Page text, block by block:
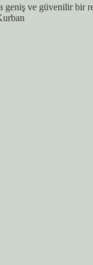
geniş ve güvenilir bir